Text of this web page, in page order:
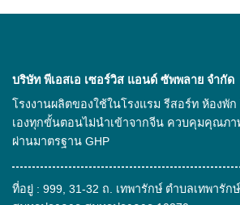
สินค้า
เป็น
มิตร
ต่อ
สิ่ง
โรงแรม”
ตอบ
แขก
ประทับ
บริษัท พีเอสเอ เซอร์วิส แอนด์ ซัพพลาย จํากัด
โรงงานผลิตของใช้ในโรงแรม รีสอร์ท ห้องพั
เองทุกขั้นตอนไม่นำเข้าจากจีน ควบคุมคุณภา
ผ่านมาตรฐาน GHP
ที่อยู่ : 999, 31-32 ถ. เทพารักษ์ ตำบลเทพารักษ์